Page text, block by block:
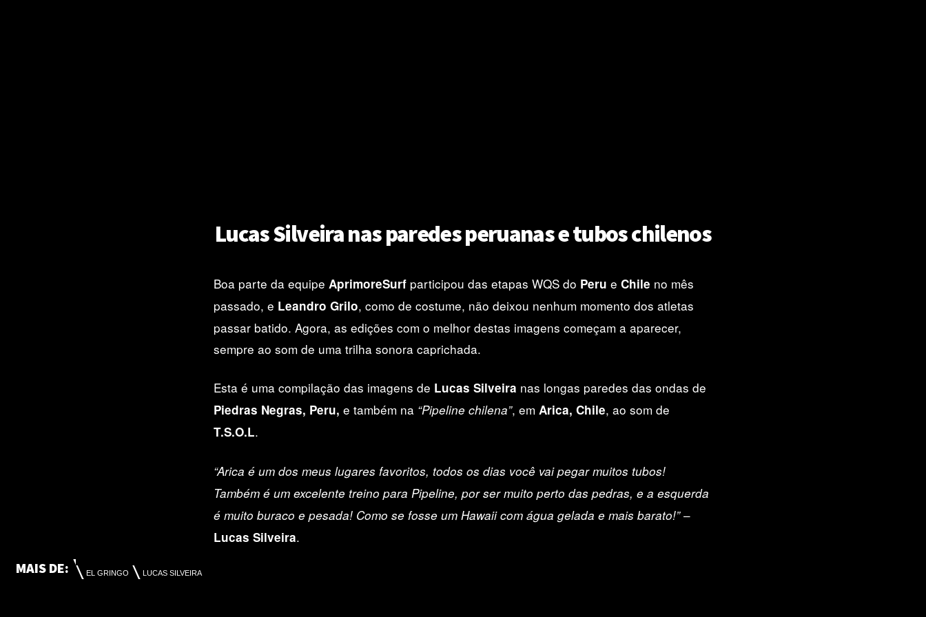
Lucas Silveira nas paredes peruanas e tubos chilenos
Boa parte da equipe AprimoreSurf participou das etapas WQS do Peru e Chile no mês
passado, e Leandro Grilo, como de costume, não deixou nenhum momento dos atletas
passar batido. Agora, as edições com o melhor destas imagens começam a aparecer,
sempre ao som de uma trilha sonora caprichada.
Esta é uma compilação das imagens de Lucas Silveira nas longas paredes das ondas de
Piedras Negras, Peru, e também na “Pipeline chilena”, em Arica, Chile, ao som de
T.S.O.L.
“Arica é um dos meus lugares favoritos, todos os dias você vai pegar muitos tubos!
Também é um excelente treino para Pipeline, por ser muito perto das pedras, e a esquerda
é muito buraco e pesada! Como se fosse um Hawaii com água gelada e mais barato!”–
Lucas Silveira.
MAIS DE:
EL GRINGO LUCAS SILVEIRA